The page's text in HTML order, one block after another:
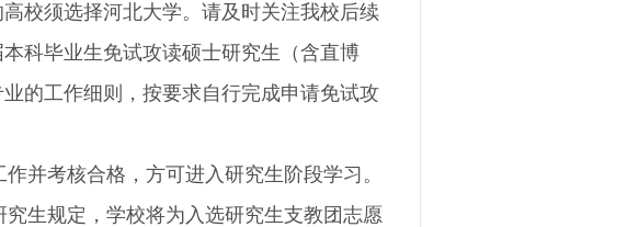
校须选择河北大学。请及时关注我校后续
科毕业生免试攻读硕士研究生（含直博
的工作细则，按要求自行完成申请免试攻
并考核合格，方可进入研究生阶段学习。
生规定，学校将为入选研究生支教团志愿